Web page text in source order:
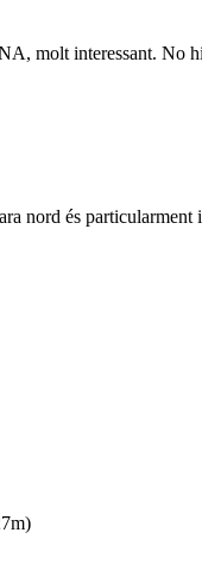
molt interessant. No
nord és